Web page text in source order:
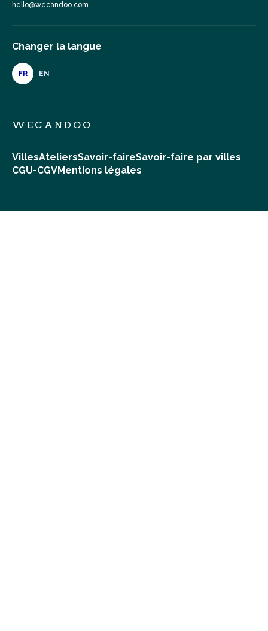
hello@wecandoo.com
Changer la langue
FR EN
WECANDOO
VillesAteliersSavoir-faireSavoir-faire par villes
CGU-CGVMentions légales